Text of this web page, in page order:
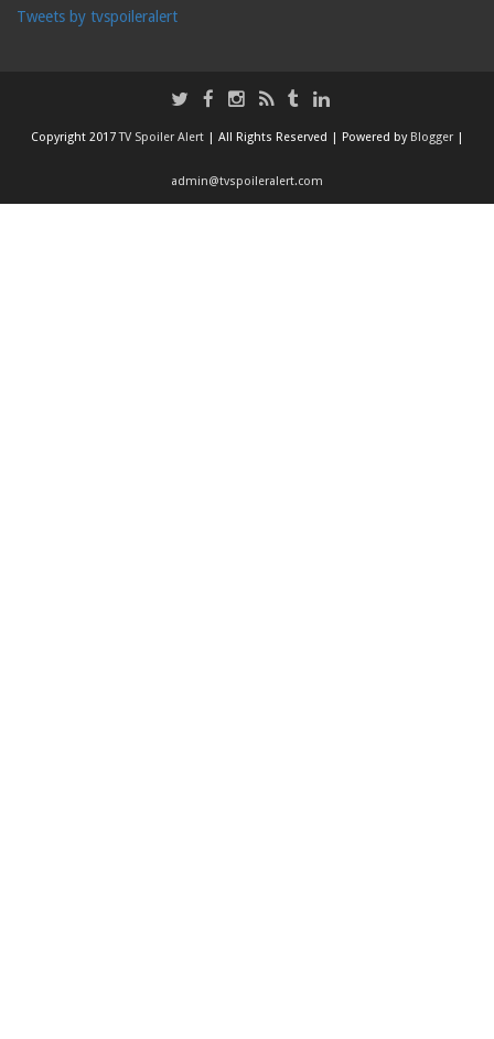
Tweets by tvspoileralert
Copyright 2017TV Spoiler Alert | All Rights Reserved | Powered by Blogger |
admin@tvspoileralert.com